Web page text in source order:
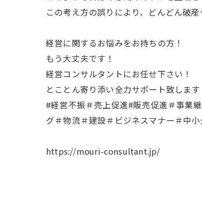
この考え方の誤りにより、どんどん破産
経営に関するお悩みをお持ちの方！
もう大丈夫です！
経営コンサルタントにお任せ下さい！
とことん寄り添い全力サポート致します
#経営不振＃売上促進#販売促進＃事業
グ＃物流＃建設＃ビジネスマナー＃中
https://mouri-consultant.jp/